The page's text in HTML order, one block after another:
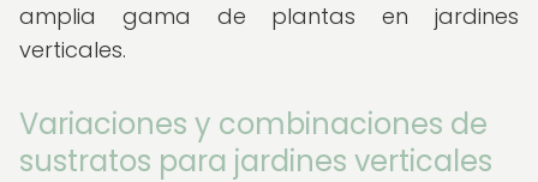
amplia gama de plantas en jardines
verticales.
Variaciones y combinaciones de
sustratos para jardines verticales